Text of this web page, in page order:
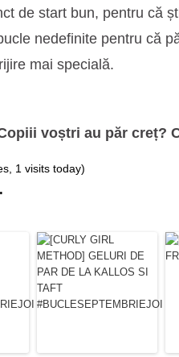
de start bun, pentru că
nedefinite pentru că
mai specială.
voștri au păr creț?
1 visits today)